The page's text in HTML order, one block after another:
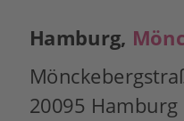
Hamburg,
20095 Hamburg